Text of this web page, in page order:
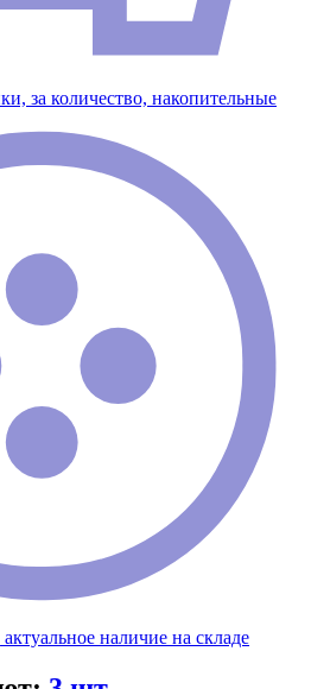
за количество, накопительные
наличие на складе